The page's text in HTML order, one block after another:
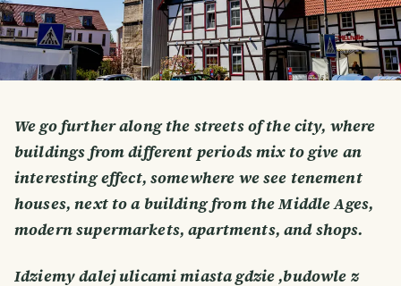
We go further along the streets of the city, where
buildings from different periods mix to give an
interesting effect, somewhere we see tenement
houses, next to a building from the Middle Ages,
modern supermarkets, apartments, and shops.
Idziemy dalej ulicami miasta gdzie ,budowle z